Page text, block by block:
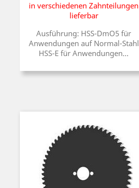
in verschiedenen Zahnteilungen
lieferbar
Ausführung: HSS-DmO5 für
Anwendungen auf Normal-Stahl
HSS-E für Anwendungen...